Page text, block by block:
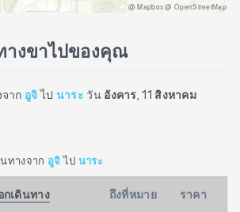
@ Mapbox @ OpenStreetMap
างขาไปของคุณ
าก อูจิ ไป นาระ วัน อังคาร, 11 สิงหาคม
ทางจาก อูจิ ไป นาระ
กเดินทาง ถึงที่หมาย ราคา